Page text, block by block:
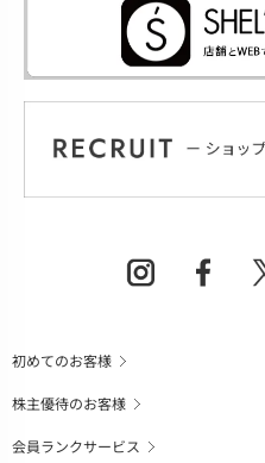
初めてのお客様
株主優待のお客様
会員ランクサービス